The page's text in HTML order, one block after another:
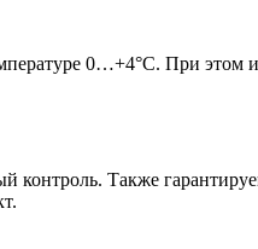
0…+4°C. При этом
контроль. Также